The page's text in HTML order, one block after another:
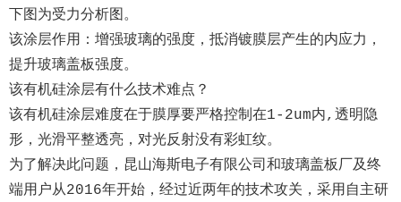
下图为受力分析图。
该涂层作用：增强玻璃的强度，抵消镀膜层产生的内应力，
提升玻璃盖板强度。
该有机硅涂层有什么技术难点？
该有机硅涂层难度在于膜厚要严格控制在1-2um内,透明隐
形，光滑平整透亮，对光反射没有彩虹纹。
为了解决此问题，昆山海斯电子有限公司和玻璃盖板厂及终
端用户从2016年开始，经过近两年的技术攻关，采用自主研